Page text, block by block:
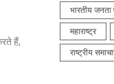
हैं,
भारतीय जनता
महाराष्ट्र
राष्ट्रीय